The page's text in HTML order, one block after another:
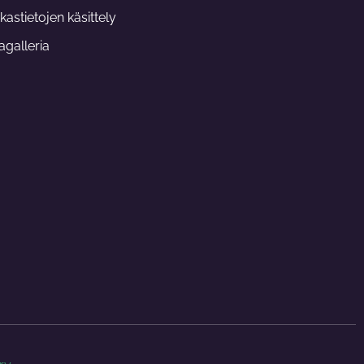
käsittely